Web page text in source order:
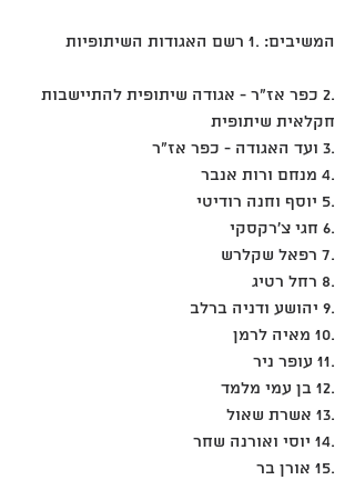
המשיבים: .1 רשם האגודות השיתופיות
.2 כפר אז"ר - אגודה שיתופית להתיישבות
חקלאית שיתופית
.3 ועד האגודה - כפר אז"ר
.4 מנחם ורות אנבר
.5 יוסף וחנה רודיטי
.6 חגי צ'רקסקי
.7 רפאל שקלרש
.8 רחל רטיג
.9 יהושע ודניה ברלב
.10 מאיה לרמן
.11 עופר ניר
.12 בן עמי מלמד
.13 אשרת שאול
.14 יוסי ואורנה שחר
.15 אורן בר